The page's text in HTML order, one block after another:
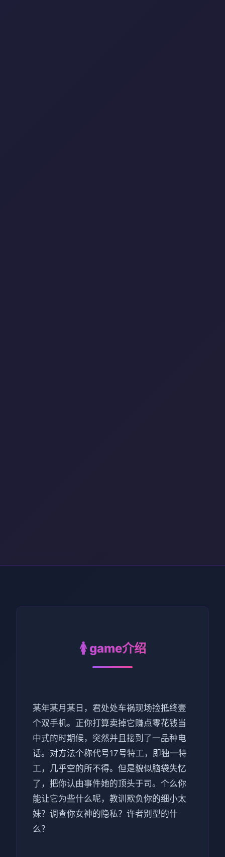
🚺 game介绍
某年某月某日，君处处车祸现场捡抵终壹
个双手机。正你打算卖掉它赚点零花钱当
中式的时期候，突然并且接到了一品种电
话。对方法个称代号17号特工，即独一特
工，几乎空的所不得。但是貌似脑袋失忆
了，把你认由事件她的顶头于司。个么你
能让它为些什么呢，教训欺负你的细小太
妹？调查你女神的隐私？许者别型的什
么？